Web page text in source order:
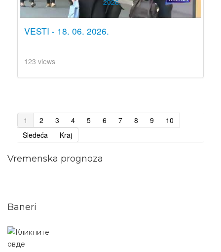
VESTI - 18. 06. 2026.
123 views
1 2 3 4 5 6 7 8 9
10
Sledeća
Kraj
Vremenska prognoza
Baneri